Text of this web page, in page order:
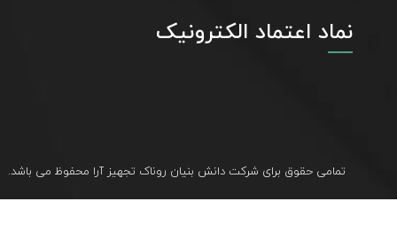
نماد اعتماد الکترونیک
تمامی حقوق برای شرکت دانش بنیان روناک تجهیز آرا محفوظ می باشد.